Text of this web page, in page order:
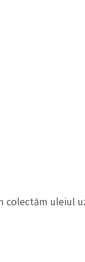
colectăm uleiul